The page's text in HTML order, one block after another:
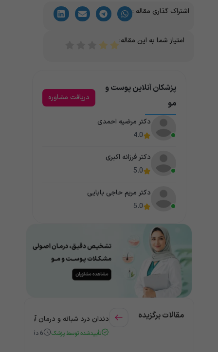
اشتراک گذاری مقاله :
امتیاز شما به این مقاله:
پزشکان آنلاین پوست و
مو
دریافت مشاوره
دکتر مرضیه احمدی
4.0
دکتر فرزانه اکبری
5.0
دکتر مریم حاجی بابایی
5.0
مقالات برگزیده دندان درد شبانه و درمان آن +
تأییدشده توسط پزشک 6 دقیقه